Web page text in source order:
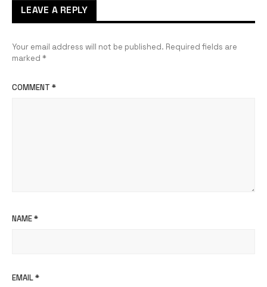
LEAVE A REPLY
Your email address will not be published. Required fields are
marked *
COMMENT *
NAME*
EMAIL*